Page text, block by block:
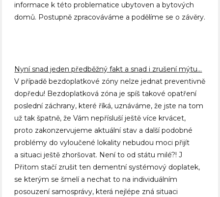
informace k této problematice ubytoven a bytových
domů. Postupně zpracováváme a podělíme se o závěry.
Nyní snad jeden předběžný fakt a snad i zrušení mýtu…
V případě bezdoplatkové zóny nelze jednat preventivně
dopředu! Bezdoplatková zóna je spíš takové opatření
poslední záchrany, které říká, uznáváme, že jste na tom
už tak špatně, že Vám nepřísluší ještě více krvácet,
proto zakonzervujeme aktuální stav a další podobné
problémy do vyloučené lokality nebudou moci přijít
a situaci ještě zhoršovat. Není to od státu milé?! J
Přitom stačí zrušit ten dementní systémový doplatek,
se kterým se šmelí a nechat to na individuálním
posouzení samosprávy, která nejlépe zná situaci